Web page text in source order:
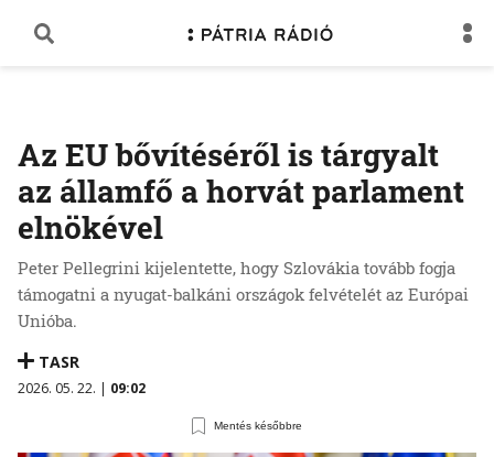
Az EU bővítéséről is tárgyalt
az államfő a horvát parlament
elnökével
Peter Pellegrini kijelentette, hogy Szlovákia tovább fogja
támogatni a nyugat-balkáni országok felvételét az Európai
Unióba.
TASR
2026. 05. 22. | 09:02
Mentés későbbre